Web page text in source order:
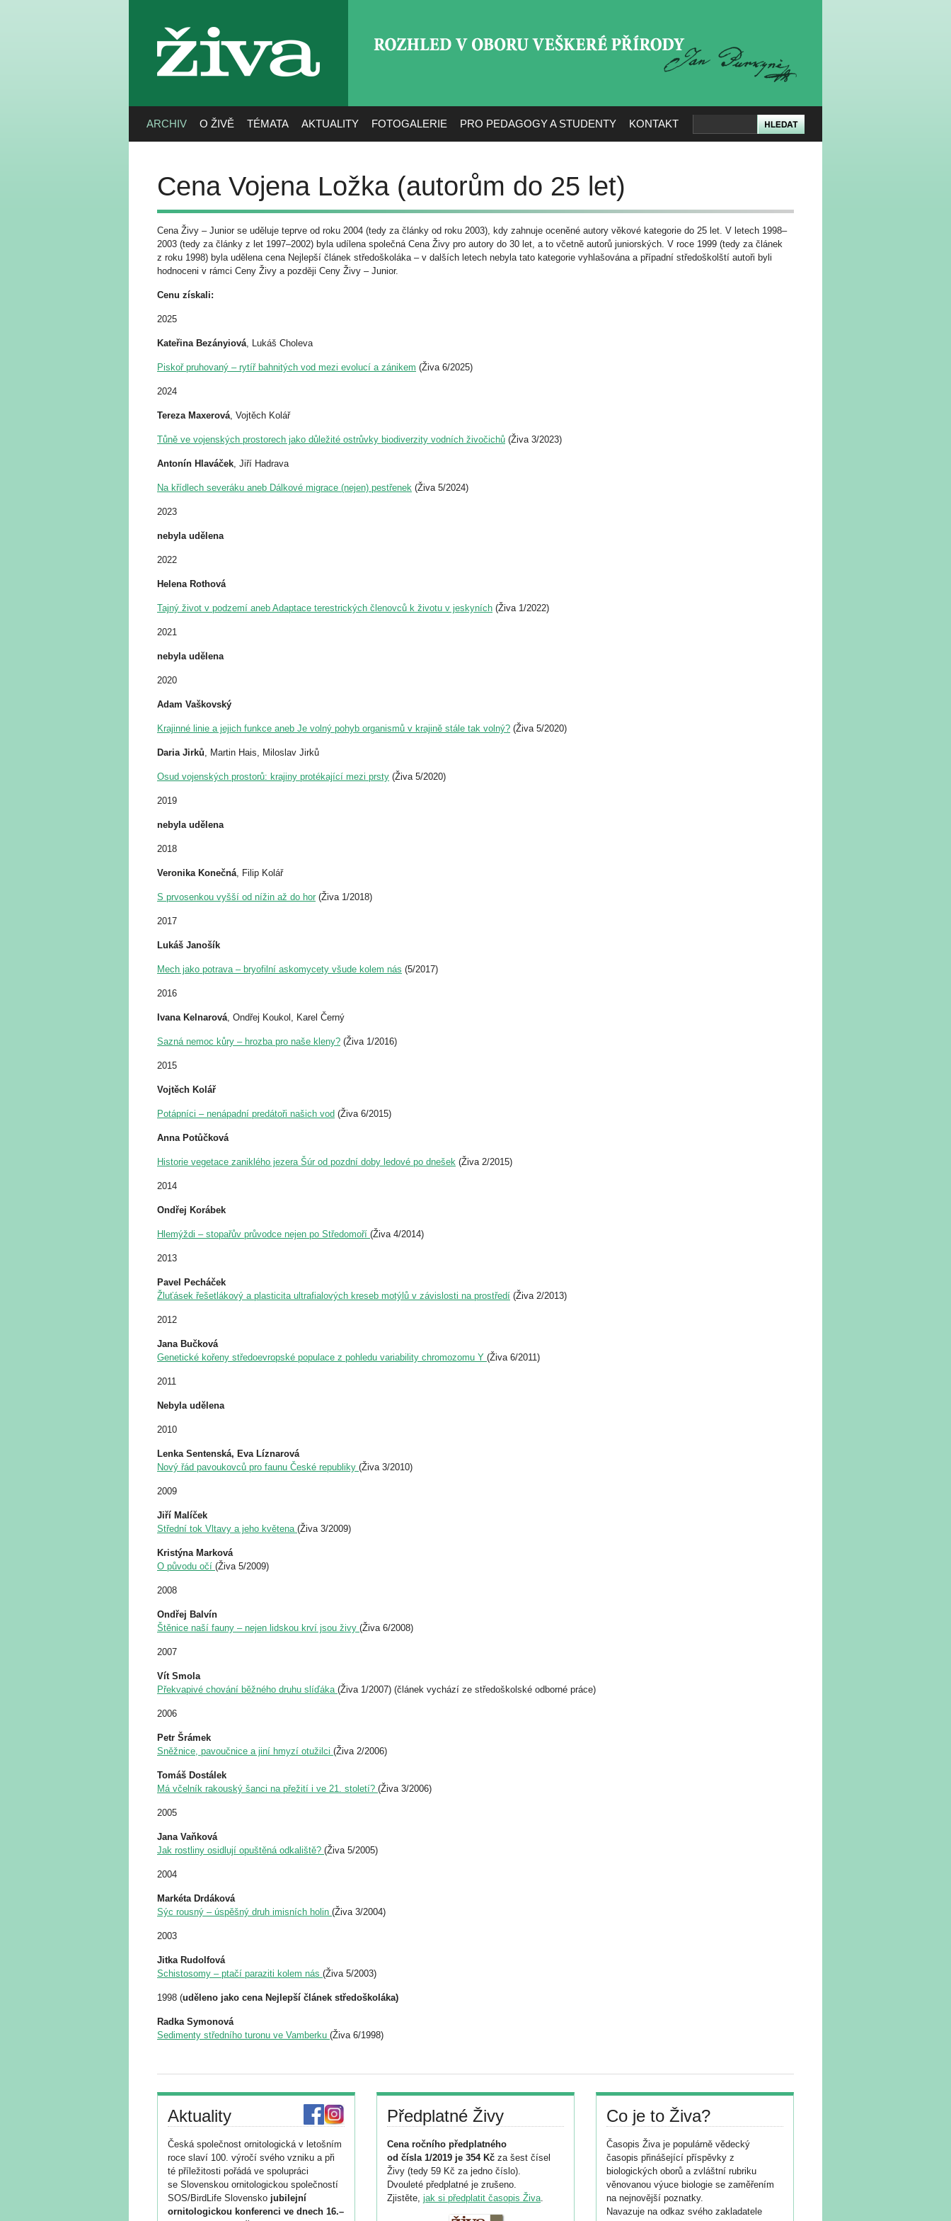
živa
ARCHIV O ŽIVĚ TÉMATA AKTUALITY FOTOGALERIE PRO PEDAGOGY A STUDENTY KONTAKT
Cena Vojena Ložka (autorům do 25 let)
Cena Živy – Junior se uděluje teprve od roku 2004 (tedy za články od roku 2003), kdy zahnuje oceněné autory věkové kategorie do 25 let. V letech 1998–
2003 (tedy za články z let 1997–2002) byla udílena společná Cena Živy pro autory do 30 let, a to včetně autorů juniorských. V roce 1999 (tedy za článek
z roku 1998) byla udělena cena Nejlepší článek středoškoláka – v dalších letech nebyla tato kategorie vyhlašována a případní středoškolští autoři byli
hodnoceni v rámci Ceny Živy a později Ceny Živy – Junior.
Cenu získali:
2025
Kateřina Bezányiová, Lukáš Choleva
Piskoř pruhovaný – rytíř bahnitých vod mezi evolucí a zánikem (Živa 6/2025)
2024
Tereza Maxerová, Vojtěch Kolář
Tůně ve vojenských prostorech jako důležité ostrůvky biodiverzity vodních živočichů (Živa 3/2023)
Antonín Hlaváček, Jiří Hadrava
Na křídlech severáku aneb Dálkové migrace (nejen) pestřenek (Živa 5/2024)
2023
nebyla udělena
2022
Helena Rothová
Tajný život v podzemí aneb Adaptace terestrických členovců k životu v jeskyních (Živa 1/2022)
2021
nebyla udělena
2020
Adam Vaškovský
Krajinné linie a jejich funkce aneb Je volný pohyb organismů v krajině stále tak volný? (Živa 5/2020)
Daria Jirků, Martin Hais, Miloslav Jirků
Osud vojenských prostorů: krajiny protékající mezi prsty (Živa 5/2020)
2019
nebyla udělena
2018
Veronika Konečná, Filip Kolář
S prvosenkou vyšší od nížin až do hor (Živa 1/2018)
2017
Lukáš Janošík
Mech jako potrava – bryofilní askomycety všude kolem nás (5/2017)
2016
Ivana Kelnarová, Ondřej Koukol, Karel Černý
Sazná nemoc kůry – hrozba pro naše kleny? (Živa 1/2016)
2015
Vojtěch Kolář
Potápníci – nenápadní predátoři našich vod (Živa 6/2015)
Anna Potůčková
Historie vegetace zaniklého jezera Šúr od pozdní doby ledové po dnešek (Živa 2/2015)
2014
Ondřej Korábek
Hlemýždi – stopařův průvodce nejen po Středomoří (Živa 4/2014)
2013
Pavel Pecháček
Žluťásek řešetlákový a plasticita ultrafialových kreseb motýlů v závislosti na prostředí (Živa 2/2013)
2012
Jana Bučková
Genetické kořeny středoevropské populace z pohledu variability chromozomu Y (Živa 6/2011)
2011
Nebyla udělena
2010
Lenka Sentenská, Eva Líznarová
Nový řád pavoukovců pro faunu České republiky (Živa 3/2010)
2009
Jiří Malíček
Střední tok Vltavy a jeho květena (Živa 3/2009)
Kristýna Marková
O původu očí (Živa 5/2009)
2008
Ondřej Balvín
Štěnice naší fauny – nejen lidskou krví jsou živy (Živa 6/2008)
2007
Vít Smola
Překvapivé chování běžného druhu slíďáka (Živa 1/2007) (článek vychází ze středoškolské odborné práce)
2006
Petr Šrámek
Sněžnice, pavoučnice a jiní hmyzí otužilci (Živa 2/2006)
Tomáš Dostálek
Má včelník rakouský šanci na přežití i ve 21. století? (Živa 3/2006)
2005
Jana Vaňková
Jak rostliny osidlují opuštěná odkaliště? (Živa 5/2005)
2004
Markéta Drdáková
Sýc rousný – úspěšný druh imisních holin (Živa 3/2004)
2003
Jitka Rudolfová
Schistosomy – ptačí paraziti kolem nás (Živa 5/2003)
1998 (uděleno jako cena Nejlepší článek středoškoláka)
Radka Symonová
Sedimenty středního turonu ve Vamberku (Živa 6/1998)
Aktuality
Česká společnost ornitologická v letošním
roce slaví 100. výročí svého vzniku a při
té příležitosti pořádá ve spolupráci
se Slovenskou ornitologickou společností
SOS/BirdLife Slovensko jubilejní
ornitologickou konferenci ve dnech 16.–
Předplatné Živy
Cena ročního předplatného
od čísla 1/2019 je 354 Kč za šest čísel
Živy (tedy 59 Kč za jedno číslo).
Dvouleté předplatné je zrušeno.
Zjistěte, jak si předplatit časopis Živa.
Co je to Živa?
Časopis Živa je populárně vědecký
časopis přinášející příspěvky z
biologických oborů a zvláštní rubriku
věnovanou výuce biologie se zaměřením
na nejnovější poznatky.
Navazuje na odkaz svého zakladatele